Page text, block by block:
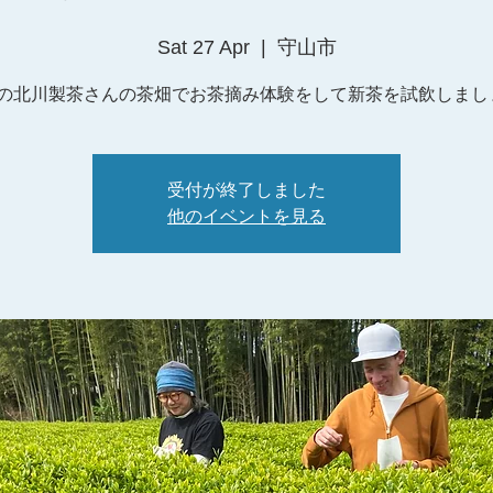
Sat 27 Apr
  |
守山市
北川製茶さんの茶畑でお茶摘み体験をして新茶を試飲しまし
受付が終了しました
他のイベントを見る